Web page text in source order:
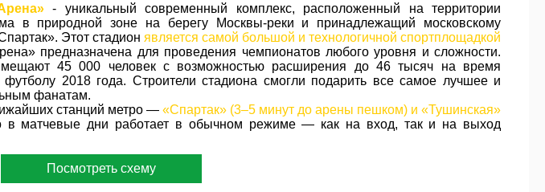
- уникальный современный комплекс, расположенный на территории
в природной зоне на берегу Москвы-реки и принадлежащий московскому
Этот стадион является самой большой и технологичной спортплощадкой
предназначена для проведения чемпионатов любого уровня и сложности.
45 000 человек с возможностью расширения до 46 тысяч на время
2018 года. Строители стадиона смогли подарить все самое лучшее и
фанатам.
станций метро — «Спартак» (3–5 минут до арены пешком) и «Тушинская»
в матчевые дни работает в обычном режиме — как на вход, так и на выход
Посмотреть схему